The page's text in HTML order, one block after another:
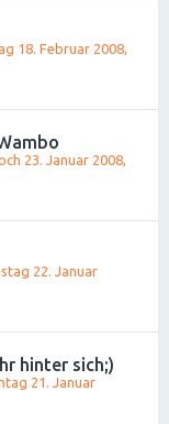
18. Februar 2008,
23. Januar 2008,
22. Januar
hinter sich;)
21. Januar